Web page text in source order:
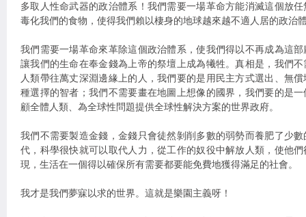
多取人性命武器的政治體系！我們需要一場革命方能消滅這個放
毒化我們的食物，使得我們賴以棲身的地球越來越不適人居的政治
我們需要一場革命來革除這個政治體系，使我們得以不再成為這
讓我們的生命在奉金錢為上帝的祭壇上成為犧牲。真相是，我們
人類帶往萬丈深淵邊緣上的人，我們要的是用民主方式選出、無
種選擇的智者；我們不需要畫在地圖上想像的國界，我們要的是
顧全體人類、為全球性問題提供全球性解決方案的世界政府。
我們不需要製造金錢，金錢只會徒然剝削多數的弱勢而養肥了少
代，科學很快就可以取代人力，從工作的奴役中解放人類，使他
現，生活在一個得以確保所有需要都要能免費地獲得滿足的社會。
我才是我們夢寐以求的世界。這就是樂園主義呀！